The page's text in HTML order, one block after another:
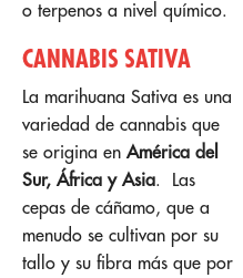
o terpenos a nivel químico.
CANNABIS SATIVA
La marihuana Sativa es una
variedad de cannabis que
se origina enAmérica del
Sur, África y Asia. Las
cepas de cáñamo, que a
menudo se cultivan por su
tallo y su fibra más que por